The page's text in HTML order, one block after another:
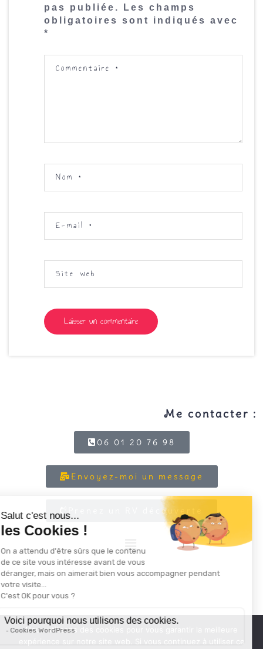
pas publiée.
Les champs
obligatoires sont indiqués avec
*
Commentaire *
Nom *
E-mail *
Site web
Me contacter :
06 01 20 76 98
Envoyez-moi un message
Prenez un RV découverte
Nous utilisons des cookies pour vous garantir la meilleure
expérience sur notre site web. Si vous continuez à utiliser ce